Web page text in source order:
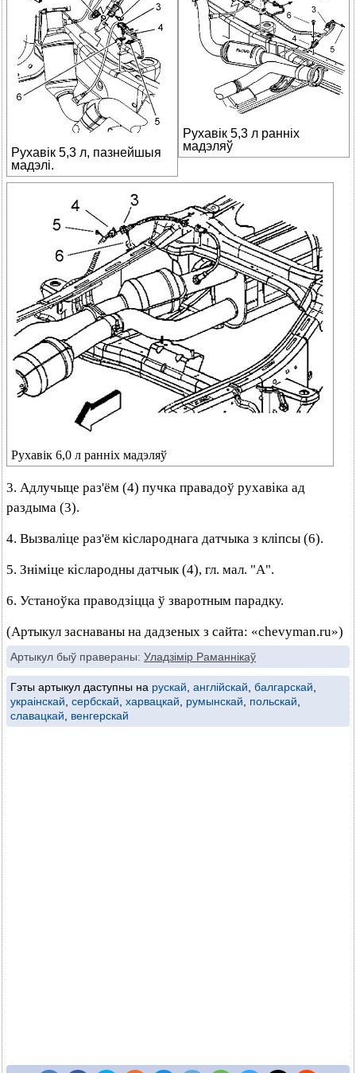
Рухавік 5,3 л, пазнейшыя
мадэлі.
Рухавік 5,3 л ранніх
мадэляў
Рухавік 6,0 л ранніх мадэляў
3. Адлучыце раз'ём (4) пучка правадоў рухавіка ад
раздыма (3).
4. Вызваліце раз'ём кіслароднага датчыка з кліпсы (6).
5. Зніміце кіслародны датчык (4), гл. мал. "А".
6. Устаноўка праводзіцца ў зваротным парадку.
(Артыкул заснаваны на дадзеных з сайта: «chevyman.ru»)
Артыкул быў правераны: Уладзімір Раманнікаў
Гэты артыкул даступны на рускай англійскай балгарскай
украінскай сербскай харвацкай румынскай польскай
славацкай
венгерскай